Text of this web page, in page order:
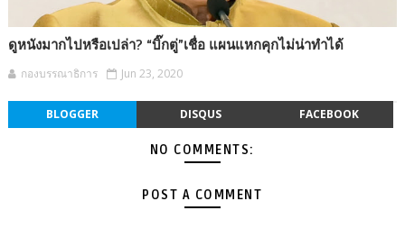
ดูหนังมากไปหรือเปล่า? “บิ๊กตู่”เชื่อ แผนแหกคุกไม่น่าทำได้
กองบรรณาธิการ Jun 23, 2020
BLOGGER DISQUS FACEBOOK
NO COMMENTS:
POST A COMMENT